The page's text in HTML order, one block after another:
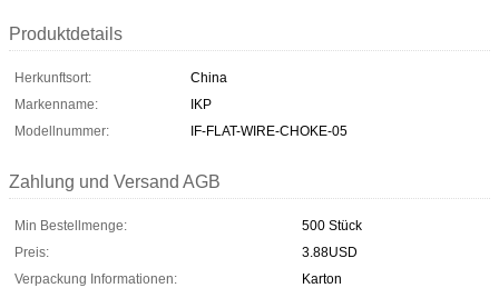
Produktdetails
Herkunftsort:
China
Markenname:
IKP
Modellnummer:
IF-FLAT-WIRE-CHOKE-05
Zahlung und Versand AGB
Min Bestellmenge:
500 Stück
Preis:
3.88USD
Verpackung Informationen:
Karton